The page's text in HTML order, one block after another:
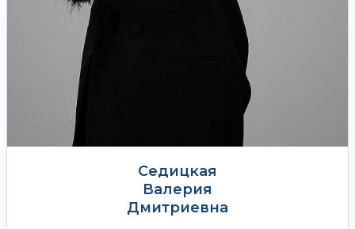
Седицкая
Валерия
Дмитриевна